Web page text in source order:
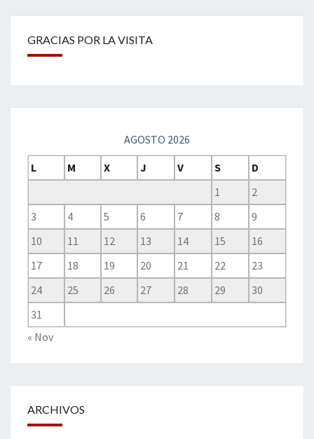
GRACIAS POR LA VISITA
AGOSTO 2026
L
M X J V S
D
1
2
3
4 5 6 7 8
9
10
11 12 13 14 15
16
17
18 19 20 21 22
23
24
25 26 27 28 29
30
31
« Nov
ARCHIVOS